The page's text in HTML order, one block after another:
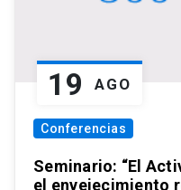
19 AGO
Conferencias
Seminario: “El
el envejecimiento